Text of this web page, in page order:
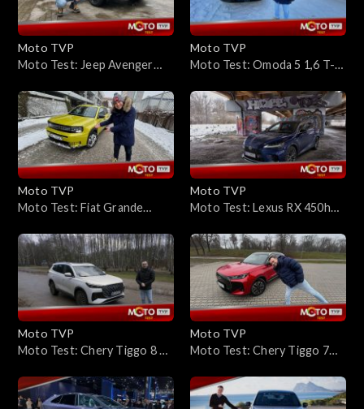
Moto TVP
Moto Test: Jeep Avenger
Jeep? Tak, ale ma góralskie
geny
Moto TVP
Moto Test: Omoda 5 1,6 T-
mam trochę ale...
Moto TVP
Moto Test: Fiat Grande
miejski hit czy tylko gra na
nostalgii?
Moto TVP
Moto Test: Lexus RX 450h+
spalanie, ładowanie i komfort
największego SUV-a Lexusa z
napędem plug-in
Moto TVP
Moto Test: Chery Tiggo 8 –
Prestige (7 miejsc): czy
„prestiż” idzie tu w parze z
Moto TVP
Moto Test: Chery Tiggo 7
kompaktowy SUV, który
potrafi zirytować, ale ma też